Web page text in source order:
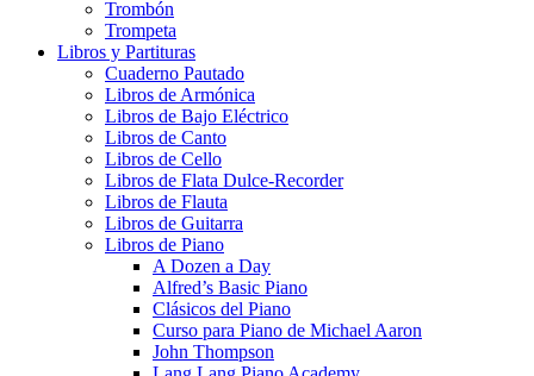
Trombón
Trompeta
Libros y Partituras
Cuaderno Pautado
Libros de Armónica
Libros de Bajo Eléctrico
Libros de Canto
Libros de Cello
Libros de Flata Dulce-Recorder
Libros de Flauta
Libros de Guitarra
Libros de Piano
A Dozen a Day
Alfred’s Basic Piano
Clásicos del Piano
Curso para Piano de Michael Aaron
John Thompson